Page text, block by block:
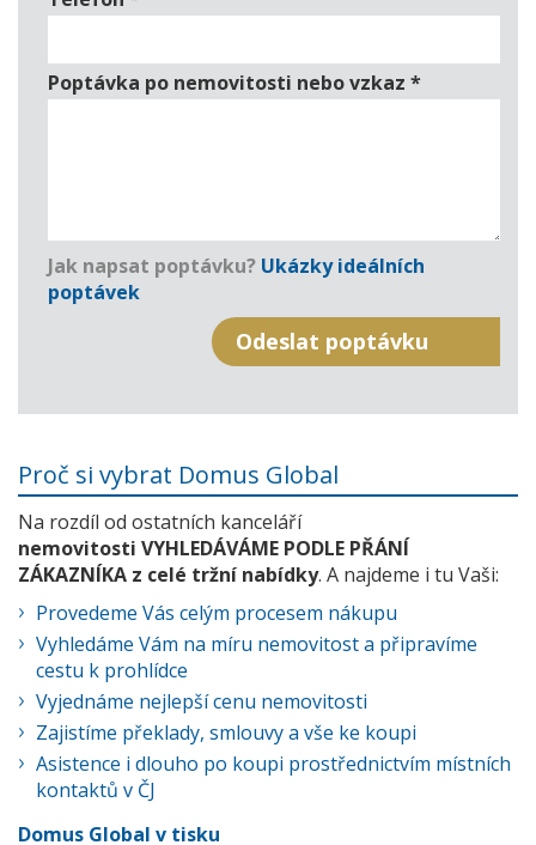
Poptávka po nemovitosti nebo vzkaz *
Jak napsat poptávku? Ukázky ideálních
poptávek
Proč si vybrat Domus Global
Na rozdíl od ostatních kanceláří
nemovitosti VYHLEDÁVÁME PODLE PŘÁNÍ
ZÁKAZNÍKA z celé tržní nabídky. A najdeme i tu Vaši:
Provedeme Vás celým procesem nákupu
Vyhledáme Vám na míru nemovitost a připravíme
cestu k prohlídce
Vyjednáme nejlepší cenu nemovitosti
Zajistíme překlady, smlouvy a vše ke koupi
Asistence i dlouho po koupi prostřednictvím místních
kontaktů v ČJ
Domus Global v tisku